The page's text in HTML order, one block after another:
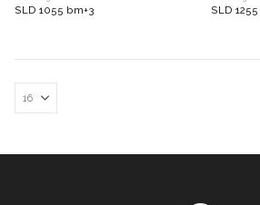
SLD 1055 bm+3 SLD